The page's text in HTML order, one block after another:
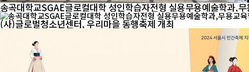
송곡대학교SGAE글로컬대학 성인학습자전형 실용무용예술학과,
(사)글로벌청소년센터, 우리마을 동행축제 개최